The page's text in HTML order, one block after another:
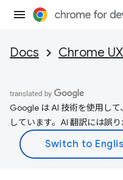
Docs Chrome
Google は AI 技術を使用し
しています。AI 翻訳には誤